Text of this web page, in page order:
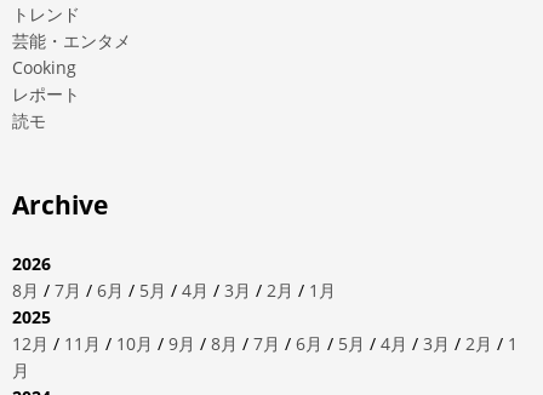
トレンド
芸能・エンタメ
Cooking
レポート
読モ
Archive
2026
8月 / 7月 / 6月 / 5月 / 4月 / 3月 / 2月 / 1月
2025
12月 / 11月 / 10月 / 9月 / 8月 / 7月 / 6月 / 5月 / 4月 / 3月 / 2月 / 1
月